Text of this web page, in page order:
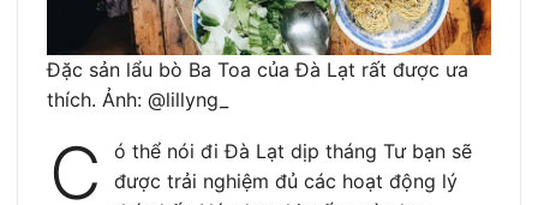
Đặc sản lẩu bò Ba Toa của Đà Lạt rất được ưa
thích. Ảnh: @lillyng_
C
ó thể nói đi Đà Lạt dịp tháng Tư bạn sẽ
được trải nghiệm đủ các hoạt động lý